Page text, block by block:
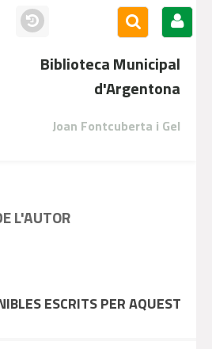
Biblioteca Municipal
d'Argentona
Joan Fontcuberta i Gel
L'AUTOR
ESCRITS PER AQUEST